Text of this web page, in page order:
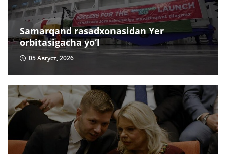
Samarqand rasadxonasidan Yer
orbitasigacha yo‘l
05 Август, 2026